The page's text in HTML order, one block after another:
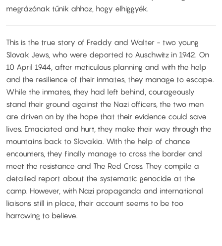
megrázónak tűnik ahhoz, hogy elhiggyék.
This is the true story of Freddy and Walter - two young
Slovak Jews, who were deported to Auschwitz in 1942. On
10 April 1944, after meticulous planning and with the help
and the resilience of their inmates, they manage to escape.
While the inmates, they had left behind, courageously
stand their ground against the Nazi officers, the two men
are driven on by the hope that their evidence could save
lives. Emaciated and hurt, they make their way through the
mountains back to Slovakia. With the help of chance
encounters, they finally manage to cross the border and
meet the resistance and The Red Cross. They compile a
detailed report about the systematic genocide at the
camp. However, with Nazi propaganda and international
liaisons still in place, their account seems to be too
harrowing to believe.